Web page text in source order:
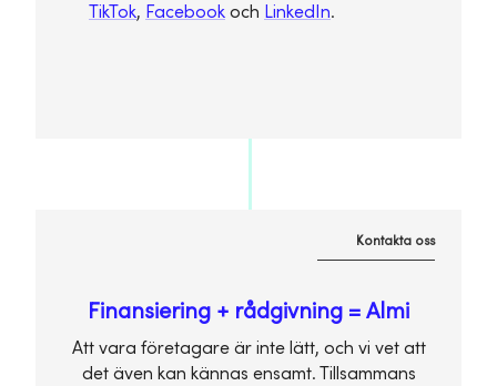
TikTok, Facebook och LinkedIn.
Kontakta oss
Finansiering + rådgivning = Almi
Att vara företagare är inte lätt, och vi vet att
det även kan kännas ensamt. Tillsammans